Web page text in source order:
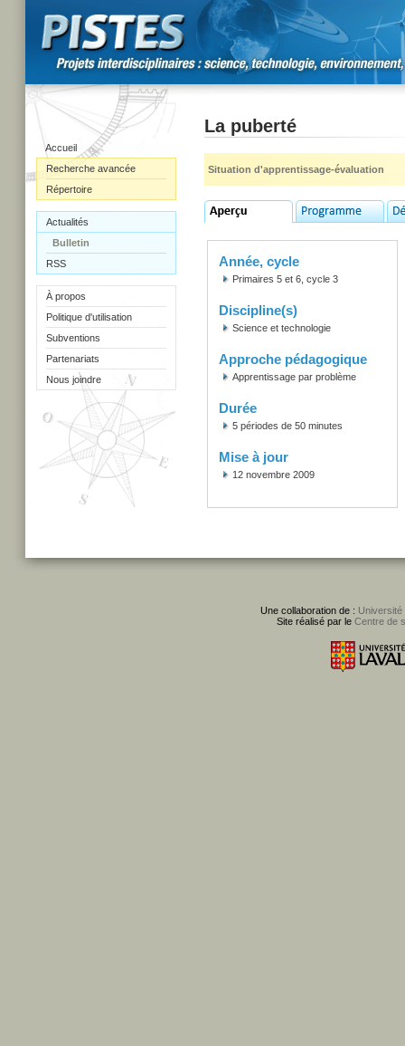
Accueil
Recherche avancée
Répertoire
Actualités
Bulletin
RSS
À propos
Politique d'utilisation
Subventions
Partenariats
Nous joindre
La puberté
Situation d'apprentissage-évaluation
Année, cycle
Primaires 5 et 6, cycle 3
Discipline(s)
Science et technologie
Approche pédagogique
Apprentissage par problème
Durée
5 périodes de 50 minutes
Mise à jour
12 novembre 2009
Une collaboration de : Université
Site réalisé par le Centre de